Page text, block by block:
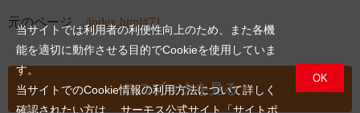
元のページ ../index.html#71
このブックを見る
当サイトでは利用者の利便性向上のため、また各機
能を適切に動作させる目的でCookieを使用していま
す。
当サイトでのCookie情報の利用方法について詳しく
確認されたい方は、サーモス公式サイト「サイトポ
OK